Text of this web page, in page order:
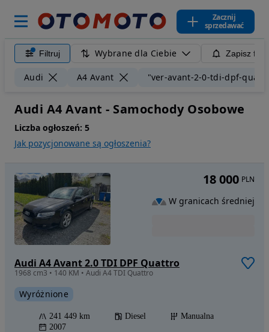
Zacznij
sprzedawać
Filtruj Wybrane dla Ciebie Zapisz
Audi A4 Avant "ver-avant-2-0-tdi-dpf-
Audi A4 Avant - Samochody Osobowe
Liczba ogłoszeń: 5
Jak pozycjonowane są ogłoszenia?
Audi A4 Avant 2.0 TDI DPF Quattro
1968 cm3 • 140 KM • Audi A4 TDI Quattro
Wyróżnione
241 449 km Diesel
Manualna
2007
18 000 PLN
W granicach średniej